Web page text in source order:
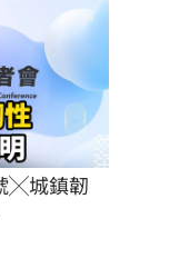
╳城鎮韌